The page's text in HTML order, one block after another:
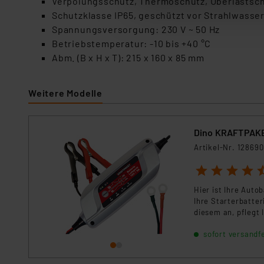
anpassen oder
dazu führen, dass die
Daten in
Unsere Kooperation mit
Kommission sowie einer
Daten, verbundenen
Impressum|
Schutzklasse IP65, geschützt vor Strahlwasser
Spannungsversorgung: 230 V ~ 50 Hz
Betriebstemperatur: -10 bis +40 °C
Abm. (B x H x T): 215 x 160 x 85 mm
Weitere Modelle
Dino
Artikel-Nr. 128690
1 2 3 4 5
Hier ist Ihre
Ihre
diesem an, pflegt
sofort